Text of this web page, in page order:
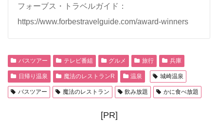
フォーブス・トラベルガイド：
https://www.forbestravelguide.com/award-winners
バスツアー テレビ番組 グルメ 旅行 兵庫
日帰り温泉 魔法のレストランR 温泉 城崎温泉
バスツアー 魔法のレストラン 飲み放題 かに食べ放題
[PR]